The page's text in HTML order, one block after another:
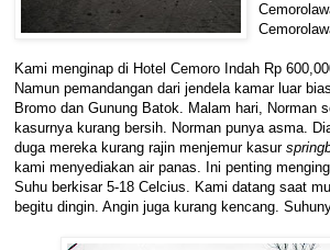
Kami menginap di Hotel Cemoro Indah Rp
Namun pemandangan dari jendela kamar luar
Bromo dan Gunung Batok. Malam hari, Norman
kasurnya kurang bersih. Norman punya asma.
duga mereka kurang rajin menjemur kasur
kami menyediakan air panas. Ini penting
Suhu berkisar 5-18 Celcius. Kami datang saat
begitu dingin. Angin juga kurang kencang.